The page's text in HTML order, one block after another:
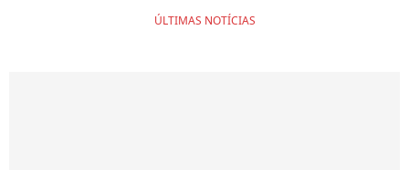
ÚLTIMAS NOTÍCIAS